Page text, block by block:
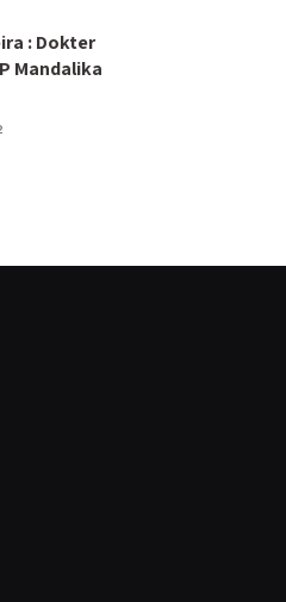
: Dokter
Mandalika